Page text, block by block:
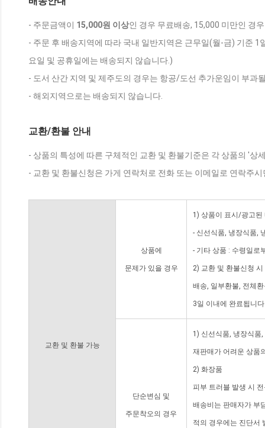
- 주문금액이 15,000원 이상인 경우 무료배송, 15,000 미만인 경
- 주문 후 배송지역에 따라 국내 일반지역은 근무일(월-금) 기준
요일 및 공휴일에는 배송되지 않습니다.)
- 도서 산간 지역 및 제주도의 경우는 항공/도선 추가운임이 부과
- 해외지역으로는 배송되지 않습니다.
교환/환불 안내
- 상품의 특성에 따른 구체적인 교환 및 환불기준은 각 상품의 '상
- 교환 및 환불신청은 가게 연락처로 전화 또는 이메일로 연락주
교환 및 환불 가능
상품에
문제가 있을 경우
1) 상품이 표시/광고된
- 신선식품, 냉장식품,
- 기타 상품 : 수령일로
2) 교환 및 환불신청
배송, 일부환불, 전체
3일 이내에 완료됩니
단순변심 및
주문착오의 경우
1) 신선식품, 냉장식품
재판매가 어려운 상품
2) 화장품
피부 트러블 발생 시
배송비는 판매자가 부
적의 경우에는 진단서